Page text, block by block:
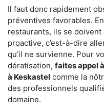
Il faut donc rapidement
préventives favorables.
restaurants, ils se doivent
proactive, c’est-à-dire
qu’il ne survienne. Pour
dératisation, faites appel
à Keskastel comme la
des professionnels
domaine.